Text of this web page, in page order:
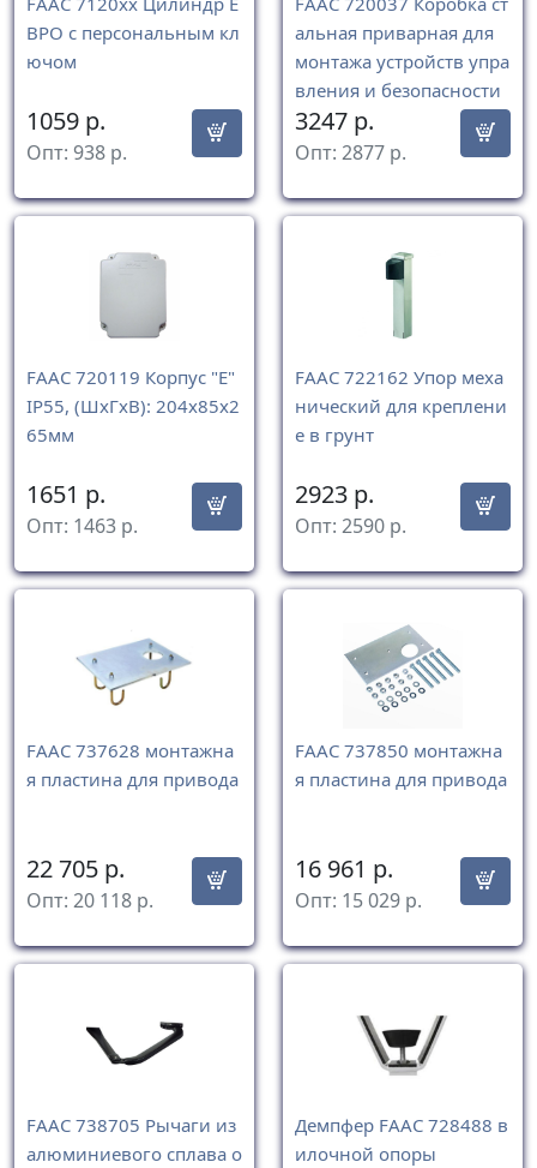
ВРО с персональным кл
ючом
1059 р.
Опт: 938 р.
альная приварная для
монтажа устройств упра
вления и безопасности
3247 р.
Опт: 2877 р.
FAAC 720119 Корпус "Е"
IP55, (ШxГxВ): 204x85x2
65мм
1651 р.
Опт: 1463 р.
FAAC 722162 Упор меха
нический для креплени
е в грунт
2923 р.
Опт: 2590 р.
FAAC 737628 монтажна
я пластина для привода
22 705 р.
Опт: 20 118 р.
FAAC 737850 монтажна
я пластина для привода
16 961 р.
Опт: 15 029 р.
FAAC 738705 Рычаги из
алюминиевого сплава о
Демпфер FAAC 728488 в
илочной опоры